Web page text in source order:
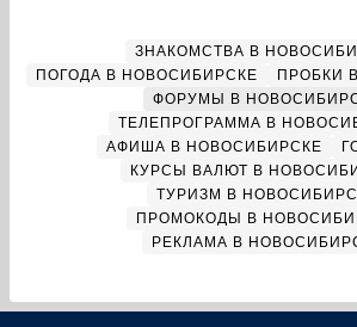
ЗНАКОМСТВА В
ПОГОДА В НОВОСИБИРСКЕ
ПРОБКИ
ФОРУМЫ В
ТЕЛЕПРОГРАММА В
АФИША В НОВОСИБИРСКЕ
КУРСЫ ВАЛЮТ В
ТУРИЗМ В
ПРОМОКОДЫ В
РЕКЛАМА В